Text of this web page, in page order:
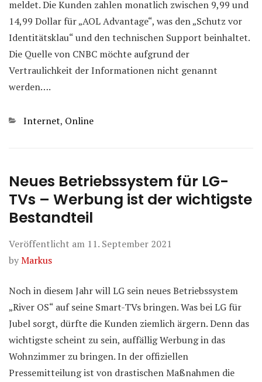
meldet. Die Kunden zahlen monatlich zwischen 9,99 und
14,99 Dollar für „AOL Advantage“, was den „Schutz vor
Identitätsklau“ und den technischen Support beinhaltet.
Die Quelle von CNBC möchte aufgrund der
Vertraulichkeit der Informationen nicht genannt
werden….
Kategorien
Internet, Online
Neues Betriebssystem für LG-
TVs – Werbung ist der wichtigste
Bestandteil
Veröffentlicht am 11. September 2021
byMarkus
Noch in diesem Jahr will LG sein neues Betriebssystem
„River OS“ auf seine Smart-TVs bringen. Was bei LG für
Jubel sorgt, dürfte die Kunden ziemlich ärgern. Denn das
wichtigste scheint zu sein, auffällig Werbung in das
Wohnzimmer zu bringen. In der offiziellen
Pressemitteilung ist von drastischen Maßnahmen die